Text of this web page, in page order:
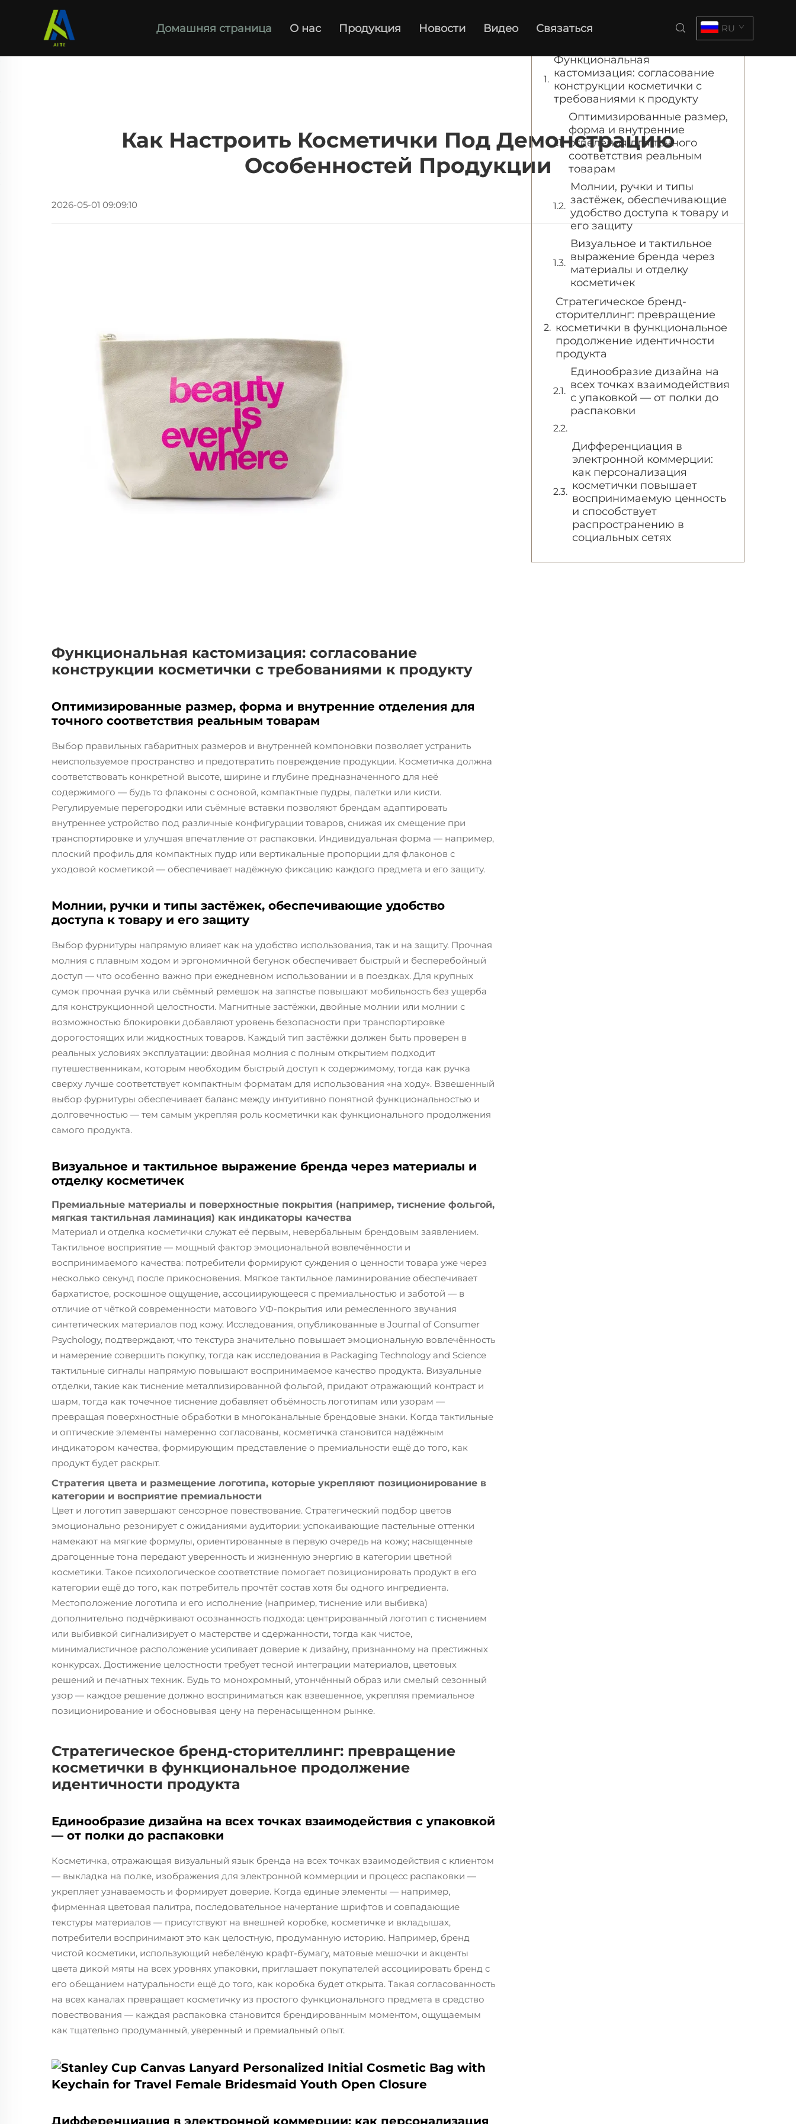
Домашняя страница О нас Продукция Новости Видео Связаться RU
Как Настроить Косметички Под Демонстрацию
Особенностей Продукции
2026-05-01 09:09:10
Функциональная кастомизация: согласование
конструкции косметички с требованиями к продукту
Оптимизированные размер, форма и внутренние отделения для
точного соответствия реальным товарам
Выбор правильных габаритных размеров и внутренней компоновки позволяет устранить
неиспользуемое пространство и предотвратить повреждение продукции. Косметичка должна
соответствовать конкретной высоте, ширине и глубине предназначенного для неё
содержимого — будь то флаконы с основой, компактные пудры, палетки или кисти.
Регулируемые перегородки или съёмные вставки позволяют брендам адаптировать
внутреннее устройство под различные конфигурации товаров, снижая их смещение при
транспортировке и улучшая впечатление от распаковки. Индивидуальная форма — например,
плоский профиль для компактных пудр или вертикальные пропорции для флаконов с
уходовой косметикой — обеспечивает надёжную фиксацию каждого предмета и его защиту.
Молнии, ручки и типы застёжек, обеспечивающие удобство
доступа к товару и его защиту
Выбор фурнитуры напрямую влияет как на удобство использования, так и на защиту. Прочная
молния с плавным ходом и эргономичной бегунок обеспечивает быстрый и бесперебойный
доступ — что особенно важно при ежедневном использовании и в поездках. Для крупных
сумок прочная ручка или съёмный ремешок на запястье повышают мобильность без ущерба
для конструкционной целостности. Магнитные застёжки, двойные молнии или молнии с
возможностью блокировки добавляют уровень безопасности при транспортировке
дорогостоящих или жидкостных товаров. Каждый тип застёжки должен быть проверен в
реальных условиях эксплуатации: двойная молния с полным открытием подходит
путешественникам, которым необходим быстрый доступ к содержимому, тогда как ручка
сверху лучше соответствует компактным форматам для использования «на ходу». Взвешенный
выбор фурнитуры обеспечивает баланс между интуитивно понятной функциональностью и
долговечностью — тем самым укрепляя роль косметички как функционального продолжения
самого продукта.
Визуальное и тактильное выражение бренда через материалы и
отделку косметичек
Премиальные материалы и поверхностные покрытия (например, тиснение фольгой,
мягкая тактильная ламинация) как индикаторы качества
Материал и отделка косметички служат её первым, невербальным брендовым заявлением.
Тактильное восприятие — мощный фактор эмоциональной вовлечённости и
воспринимаемого качества: потребители формируют суждения о ценности товара уже через
несколько секунд после прикосновения. Мягкое тактильное ламинирование обеспечивает
бархатистое, роскошное ощущение, ассоциирующееся с премиальностью и заботой — в
отличие от чёткой современности матового УФ-покрытия или ремесленного звучания
синтетических материалов под кожу. Исследования, опубликованные в Journal of Consumer
Psychology, подтверждают, что текстура значительно повышает эмоциональную вовлечённость
и намерение совершить покупку, тогда как исследования в Packaging Technology and Science
тактильные сигналы напрямую повышают воспринимаемое качество продукта. Визуальные
отделки, такие как тиснение металлизированной фольгой, придают отражающий контраст и
шарм, тогда как точечное тиснение добавляет объёмность логотипам или узорам —
превращая поверхностные обработки в многоканальные брендовые знаки. Когда тактильные
и оптические элементы намеренно согласованы, косметичка становится надёжным
индикатором качества, формирующим представление о премиальности ещё до того, как
продукт будет раскрыт.
Стратегия цвета и размещение логотипа, которые укрепляют позиционирование в
категории и восприятие премиальности
Цвет и логотип завершают сенсорное повествование. Стратегический подбор цветов
эмоционально резонирует с ожиданиями аудитории: успокаивающие пастельные оттенки
намекают на мягкие формулы, ориентированные в первую очередь на кожу; насыщенные
драгоценные тона передают уверенность и жизненную энергию в категории цветной
косметики. Такое психологическое соответствие помогает позиционировать продукт в его
категории ещё до того, как потребитель прочтёт состав хотя бы одного ингредиента.
Местоположение логотипа и его исполнение (например, тиснение или выбивка)
дополнительно подчёркивают осознанность подхода: центрированный логотип с тиснением
или выбивкой сигнализирует о мастерстве и сдержанности, тогда как чистое,
минималистичное расположение усиливает доверие к дизайну, признанному на престижных
конкурсах. Достижение целостности требует тесной интеграции материалов, цветовых
решений и печатных техник. Будь то монохромный, утончённый образ или смелый сезонный
узор — каждое решение должно восприниматься как взвешенное, укрепляя премиальное
позиционирование и обосновывая цену на перенасыщенном рынке.
Стратегическое бренд-сторителлинг: превращение
косметички в функциональное продолжение
идентичности продукта
Единообразие дизайна на всех точках взаимодействия с упаковкой
— от полки до распаковки
Косметичка, отражающая визуальный язык бренда на всех точках взаимодействия с клиентом
— выкладка на полке, изображения для электронной коммерции и процесс распаковки —
укрепляет узнаваемость и формирует доверие. Когда единые элементы — например,
фирменная цветовая палитра, последовательное начертание шрифтов и совпадающие
текстуры материалов — присутствуют на внешней коробке, косметичке и вкладышах,
потребители воспринимают это как целостную, продуманную историю. Например, бренд
чистой косметики, использующий небелёную крафт-бумагу, матовые мешочки и акценты
цвета дикой мяты на всех уровнях упаковки, приглашает покупателей ассоциировать бренд с
его обещанием натуральности ещё до того, как коробка будет открыта. Такая согласованность
на всех каналах превращает косметичку из простого функционального предмета в средство
повествования — каждая распаковка становится брендированным моментом, ощущаемым
как тщательно продуманный, уверенный и премиальный опыт.
Дифференциация в электронной коммерции: как персонализация
Функциональная
кастомизация: согласование
конструкции косметички с
требованиями к продукту
Оптимизированные размер,
форма и внутренние
отделения для точного
соответствия реальным
товарам
Молнии, ручки и типы
застёжек, обеспечивающие
удобство доступа к товару и
его защиту
Визуальное и тактильное
выражение бренда через
материалы и отделку
косметичек
Стратегическое бренд-
сторителлинг: превращение
косметички в функциональное
продолжение идентичности
продукта
Единообразие дизайна на
всех точках взаимодействия
с упаковкой — от полки до
распаковки
Дифференциация в
электронной коммерции:
как персонализация
косметички повышает
воспринимаемую ценность
и способствует
распространению в
социальных сетях